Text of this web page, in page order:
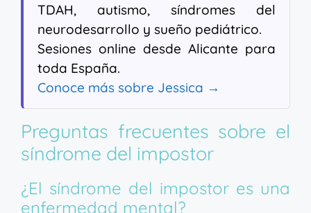
TDAH, autismo, síndromes del
neurodesarrollo y sueño pediátrico.
Sesiones online desde Alicante para
toda España.
Conoce más sobre Jessica →
Preguntas frecuentes sobre el
síndrome del impostor
¿El síndrome del impostor es una
enfermedad mental?